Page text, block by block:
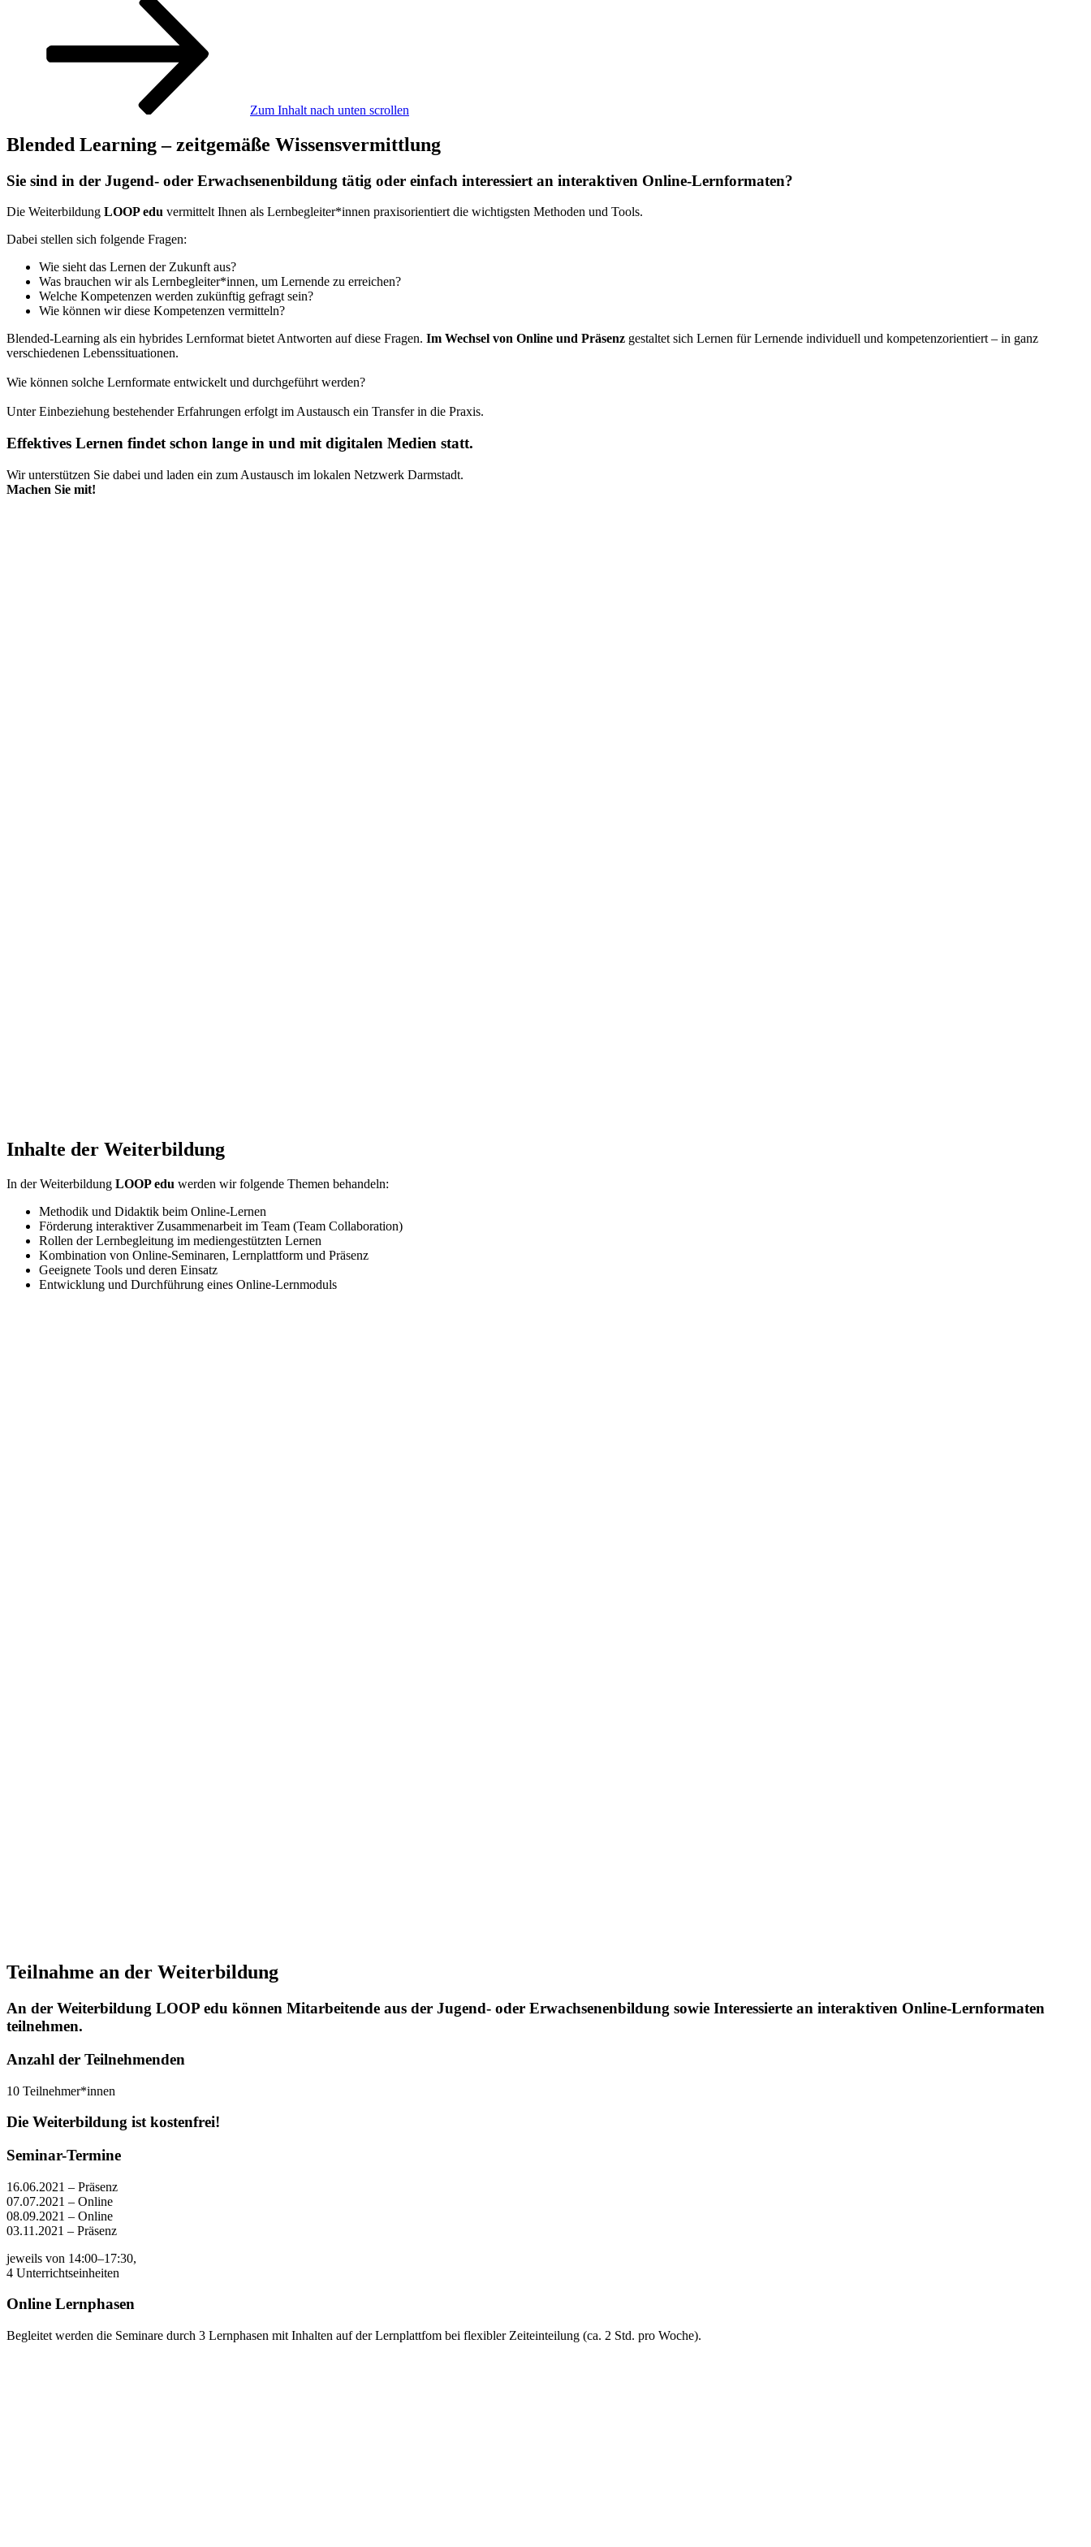
Zum Inhalt nach unten scrollen
Blended Learning – zeitgemäße Wissensvermittlung
Sie sind in der Jugend- oder Erwachsenenbildung tätig oder einfach interessiert an interaktiven Online-Lernformaten?
Die Weiterbildung LOOP edu vermittelt Ihnen als Lernbegleiter*innen praxisorientiert die wichtigsten Methoden und Tools.
Dabei stellen sich folgende Fragen:
Wie sieht das Lernen der Zukunft aus?
Was brauchen wir als Lernbegleiter*innen, um Lernende zu erreichen?
Welche Kompetenzen werden zukünftig gefragt sein?
Wie können wir diese Kompetenzen vermitteln?
Blended-Learning als ein hybrides Lernformat bietet Antworten auf diese Fragen. Im Wechsel von Online und Präsenz gestaltet sich Lernen für Lernende individuell und kompetenzorientiert – in ganz
verschiedenen Lebenssituationen.
Wie können solche Lernformate entwickelt und durchgeführt werden?
Unter Einbeziehung bestehender Erfahrungen erfolgt im Austausch ein Transfer in die Praxis.
Effektives Lernen findet schon lange in und mit digitalen Medien statt.
Wir unterstützen Sie dabei und laden ein zum Austausch im lokalen Netzwerk Darmstadt.
Machen Sie mit!
Inhalte der Weiterbildung
In der Weiterbildung LOOP edu werden wir folgende Themen behandeln:
Methodik und Didaktik beim Online-Lernen
Förderung interaktiver Zusammenarbeit im Team (Team Collaboration)
Rollen der Lernbegleitung im mediengestützten Lernen
Kombination von Online-Seminaren, Lernplattform und Präsenz
Geeignete Tools und deren Einsatz
Entwicklung und Durchführung eines Online-Lernmoduls
Teilnahme an der Weiterbildung
An der Weiterbildung LOOP edu können Mitarbeitende aus der Jugend- oder Erwachsenenbildung sowie Interessierte an interaktiven Online-Lernformaten
teilnehmen.
Anzahl der Teilnehmenden
10 Teilnehmer*innen
Die Weiterbildung ist kostenfrei!
Seminar-Termine
16.06.2021 – Präsenz
07.07.2021 – Online
08.09.2021 – Online
03.11.2021 – Präsenz
jeweils von 14:00–17:30,
4 Unterrichtseinheiten
Online Lernphasen
Begleitet werden die Seminare durch 3 Lernphasen mit Inhalten auf der Lernplattfom bei flexibler Zeiteinteilung (ca. 2 Std. pro Woche).